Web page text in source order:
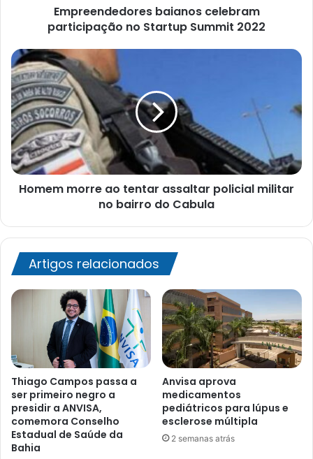
Empreendedores baianos celebram
participação no Startup Summit 2022
Homem
morre
ao
tentar
assaltar
policial
militar
no
bairro
doHomem morre ao tentar assaltar policial militar
no bairro do Cabula
Artigos relacionados
Thiago Campos passa a
ser primeiro negro a
presidir a ANVISA,
comemora Conselho
Estadual de Saúde da
Bahia
Anvisa aprova
medicamentos
pediátricos para lúpus e
esclerose múltipla
2 semanas atrás